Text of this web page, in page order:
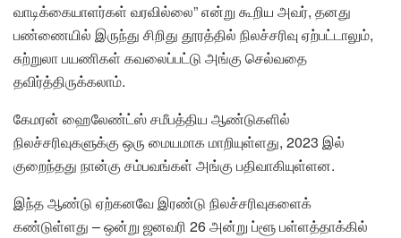
வாடிக்கையாளர்கள் வரவில்லை” என்று கூறிய அவர், தனது
பண்ணையில் இருந்து சிறிது தூரத்தில் நிலச்சரிவு ஏற்பட்டாலும்,
சுற்றுலா பயணிகள் கவலைப்பட்டு அங்கு செல்வதை
தவிர்த்திருக்கலாம்.
கேமரன் ஹைலேண்ட்ஸ் சமீபத்திய ஆண்டுகளில்
நிலச்சரிவுகளுக்கு ஒரு மையமாக மாறியுள்ளது, 2023 இல்
குறைந்தது நான்கு சம்பவங்கள் அங்கு பதிவாகியுள்ளன.
இந்த ஆண்டு ஏற்கனவே இரண்டு நிலச்சரிவுகளைக்
கண்டுள்ளது – ஒன்று ஜனவரி 26 அன்று ப்ளூ பள்ளத்தாக்கில்